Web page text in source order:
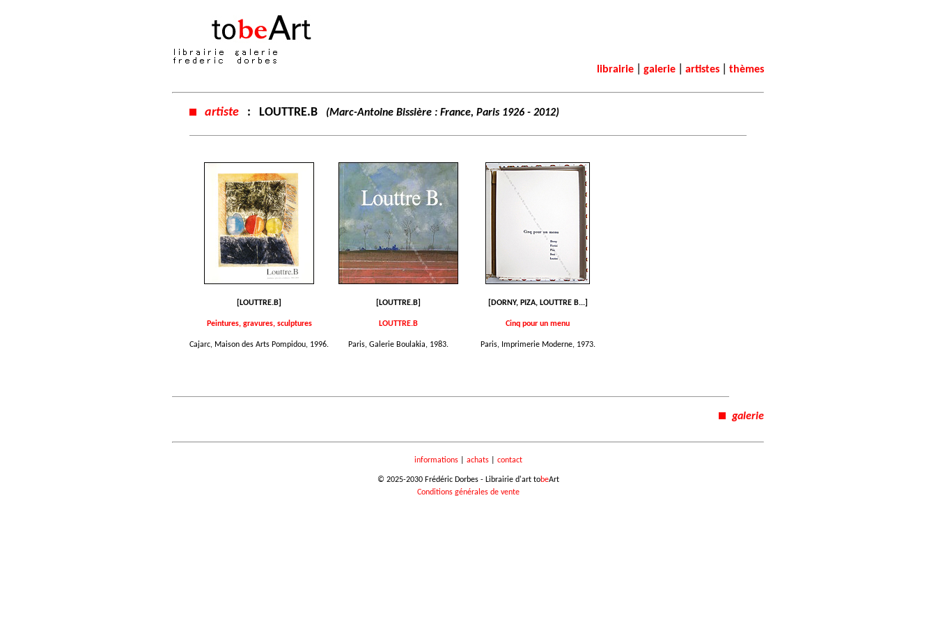
librairie galerie artistes thèmes
artiste : LOUTTRE.B (Marc-Antoine Bissière : France, Paris 1926 - 2012)
[LOUTTRE.B]
Peintures, gravures, sculptures
Cajarc, Maison des Arts Pompidou, 1996.
[LOUTTRE.B]
LOUTTRE.B
Paris, Galerie Boulakia, 1983.
[DORNY, PIZA, LOUTTRE B...]
Cinq pour un menu
Paris, Imprimerie Moderne, 1973.
galerie
informations| achats| contact
© 2025-2030 Frédéric Dorbes - Librairie d'art tobeArt
Conditions générales de vente